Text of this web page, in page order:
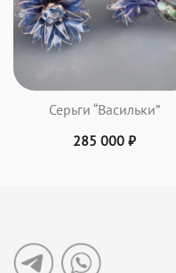
Серьги “Васильки”
285 000 ₽